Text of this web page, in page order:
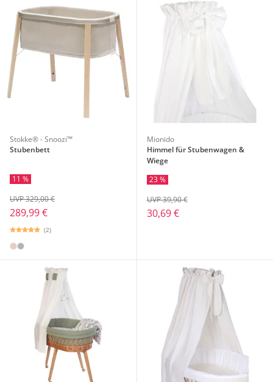
Stokke® - Snoozi™
Stubenbett
11 %
289,99 €
UVP 329,00 €
(2)
Mionido
Himmel für Stubenwagen &
Wiege
23 %
30,69 €
UVP 39,90 €